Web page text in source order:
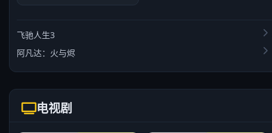
飞驰人生3
阿凡达：火与烬
电视剧